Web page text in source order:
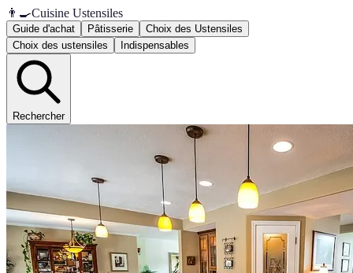
👨‍🍳Cuisine Ustensiles
Guide d'achat Pâtisserie
Choix des Ustensiles
Choix des ustensiles
Indispensables
Rechercher